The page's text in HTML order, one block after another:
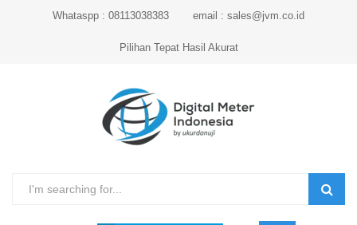
Whataspp : 08113038383 email : sales@jvm.co.id
Pilihan Tepat Hasil Akurat